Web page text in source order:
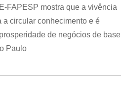
FAPESP mostra que a vivência
a circular conhecimento e é
de negócios de base
Paulo